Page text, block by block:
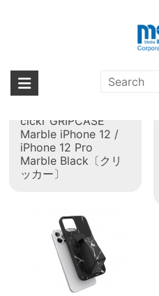
海外輸入ブラン
海外事業部が取り揃えている海外
ランド」をはじめ「ユニークな商品
タグ:
clckr GRIPCASE
Marble iPhone 12 /
iPhone 12 Pro
Marble Black〔クリ
ッカー〕